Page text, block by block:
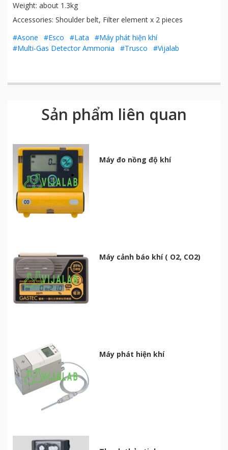
Weight: about 1.3kg
Accessories: Shoulder belt, Filter element x 2 pieces
#Asone
#Esco #Lata
#Máy phát hiện khí
#Multi-Gas Detector Ammonia
#Trusco #Vijalab
Sản phẩm liên quan
Máy đo nồng độ khí
Máy cảnh báo khí ( O2, CO2)
Máy phát hiện khí